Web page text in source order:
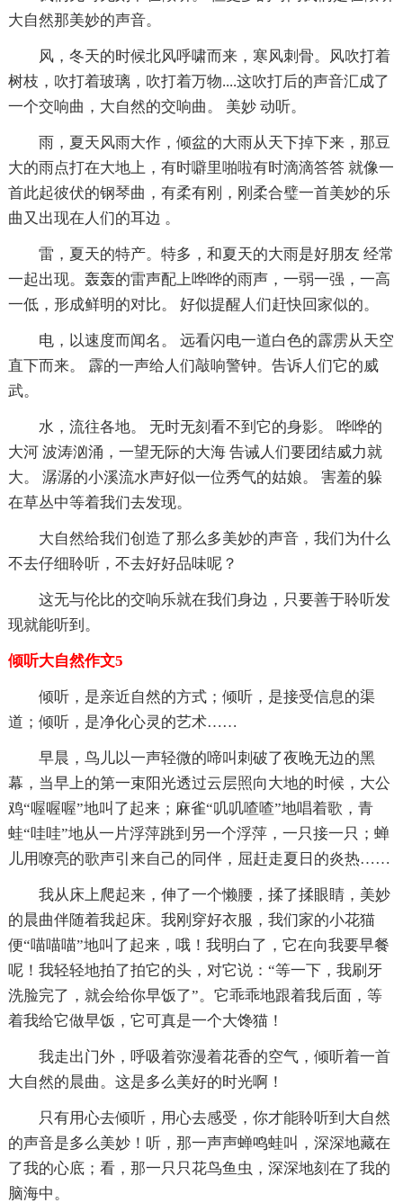
大自然那美妙的声音。
风，冬天的时候北风呼啸而来，寒风刺骨。风吹打着
树枝，吹打着玻璃，吹打着万物....这吹打后的声音汇成了
一个交响曲，大自然的交响曲。 美妙 动听。
雨，夏天风雨大作，倾盆的大雨从天下掉下来，那豆
大的雨点打在大地上，有时噼里啪啦有时滴滴答答 就像一
首此起彼伏的钢琴曲，有柔有刚，刚柔合璧一首美妙的乐
曲又出现在人们的耳边 。
雷，夏天的特产。特多，和夏天的大雨是好朋友 经常
一起出现。轰轰的雷声配上哗哗的雨声，一弱一强，一高
一低，形成鲜明的对比。 好似提醒人们赶快回家似的。
电，以速度而闻名。 远看闪电一道白色的霹雳从天空
直下而来。 霹的一声给人们敲响警钟。告诉人们它的威
武。
水，流往各地。 无时无刻看不到它的身影。 哗哗的
大河 波涛汹涌，一望无际的大海 告诫人们要团结威力就
大。 潺潺的小溪流水声好似一位秀气的姑娘。 害羞的躲
在草丛中等着我们去发现。
大自然给我们创造了那么多美妙的声音，我们为什么
不去仔细聆听，不去好好品味呢？
这无与伦比的交响乐就在我们身边，只要善于聆听发
现就能听到。
倾听大自然作文5
倾听，是亲近自然的方式；倾听，是接受信息的渠
道；倾听，是净化心灵的艺术……
早晨，鸟儿以一声轻微的啼叫刺破了夜晚无边的黑
幕，当早上的第一束阳光透过云层照向大地的时候，大公
鸡“喔喔喔”地叫了起来；麻雀“叽叽喳喳”地唱着歌，青
蛙“哇哇”地从一片浮萍跳到另一个浮萍，一只接一只；蝉
儿用嘹亮的歌声引来自己的同伴，屈赶走夏日的炎热……
我从床上爬起来，伸了一个懒腰，揉了揉眼睛，美妙
的晨曲伴随着我起床。我刚穿好衣服，我们家的小花猫
便“喵喵喵”地叫了起来，哦！我明白了，它在向我要早餐
呢！我轻轻地拍了拍它的头，对它说：“等一下，我刷牙
洗脸完了，就会给你早饭了”。它乖乖地跟着我后面，等
着我给它做早饭，它可真是一个大馋猫！
我走出门外，呼吸着弥漫着花香的空气，倾听着一首
大自然的晨曲。这是多么美好的时光啊！
只有用心去倾听，用心去感受，你才能聆听到大自然
的声音是多么美妙！听，那一声声蝉鸣蛙叫，深深地藏在
了我的心底；看，那一只只花鸟鱼虫，深深地刻在了我的
脑海中。